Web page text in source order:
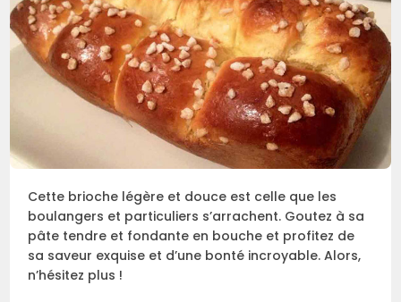
Cette brioche légère et douce est celle que les
boulangers et particuliers s’arrachent. Goutez à sa
pâte tendre et fondante en bouche et profitez de
sa saveur exquise et d’une bonté incroyable. Alors,
n’hésitez plus !